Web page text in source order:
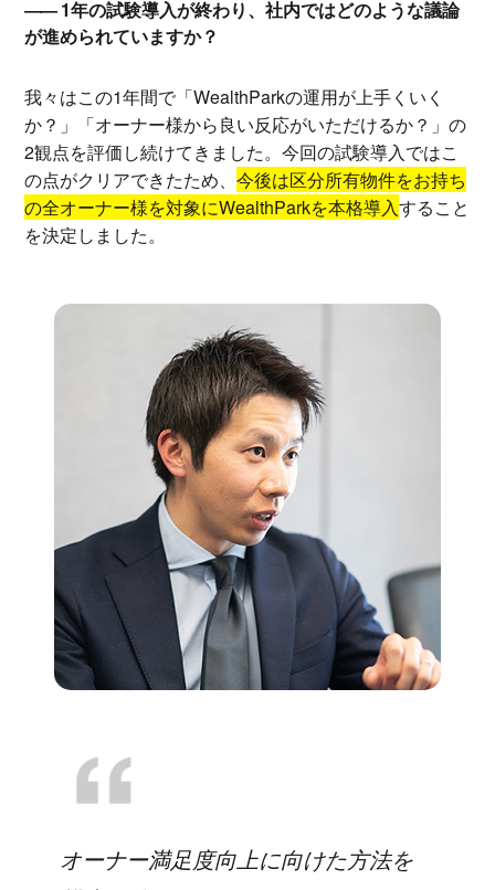
1年の試験導入が終わり、社内ではどのような議論
が進められていますか？
我々はこの1年間で「WealthParkの運用が上手くいく
か？」「オーナー様から良い反応がいただけるか？」の
2観点を評価し続けてきました。今回の試験導入ではこ
の点がクリアできたため、今後は区分所有物件をお持ち
の全オーナー様を対象にWealthParkを本格導入すること
を決定しました。
オーナー満足度向上に向けた方法を